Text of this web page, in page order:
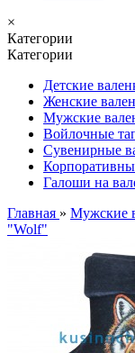
×
Категории
Категории
Детские
Женские
Мужские
Войлочные
Сувенирные
Галоши на
Главная » Мужские
"Wolf"